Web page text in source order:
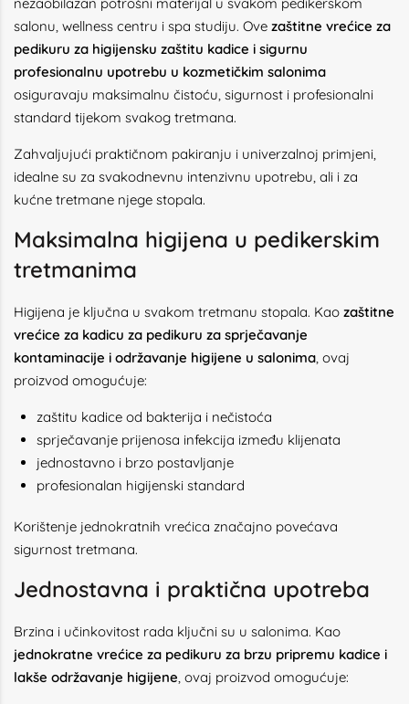
salonu, wellness centru i spa studiju. Ove zaštitne vrećice za
pedikuru za higijensku zaštitu kadice i sigurnu
profesionalnu upotrebu u kozmetičkim salonima
osiguravaju maksimalnu čistoću, sigurnost i profesionalni
standard tijekom svakog tretmana.
Zahvaljujući praktičnom pakiranju i univerzalnoj primjeni,
idealne su za svakodnevnu intenzivnu upotrebu, ali i za
kućne tretmane njege stopala.
Maksimalna higijena u pedikerskim
tretmanima
Higijena je ključna u svakom tretmanu stopala. Kao zaštitne
vrećice za kadicu za pedikuru za sprječavanje
kontaminacije i održavanje higijene u salonima, ovaj
proizvod omogućuje:
zaštitu kadice od bakterija i nečistoća
sprječavanje prijenosa infekcija između klijenata
jednostavno i brzo postavljanje
profesionalan higijenski standard
Korištenje jednokratnih vrećica značajno povećava
sigurnost tretmana.
Jednostavna i praktična upotreba
Brzina i učinkovitost rada ključni su u salonima. Kao
jednokratne vrećice za pedikuru za brzu pripremu kadice i
lakše održavanje higijene, ovaj proizvod omogućuje: